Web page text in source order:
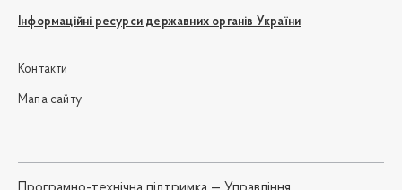
Інформаційні ресурси державних органів України
Контакти
Мапа сайту